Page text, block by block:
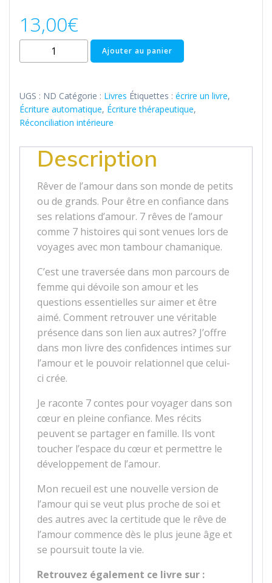
13,00€
Ajouter au panier
UGS : ND Catégorie : Livres Étiquettes : écrire un livre,
Écriture automatique, Écriture thérapeutique,
Réconciliation intérieure
Description
Rêver de l’amour dans son monde de petits
ou de grands. Pour être en confiance dans
ses relations d’amour. 7 rêves de l’amour
comme 7 histoires qui sont venues lors de
voyages avec mon tambour chamanique.
C’est une traversée dans mon parcours de
femme qui dévoile son amour et les
questions essentielles sur aimer et être
aimé. Comment retrouver une véritable
présence dans son lien aux autres? J’offre
dans mon livre des confidences intimes sur
l’amour et le pouvoir relationnel que celui-
ci crée.
Je raconte 7 contes pour voyager dans son
cœur en pleine confiance. Mes récits
peuvent se partager en famille. Ils vont
toucher l’espace du cœur et permettre le
développement de l’amour.
Mon recueil est une nouvelle version de
l’amour qui se veut plus proche de soi et
des autres avec la certitude que le rêve de
l’amour commence dès le plus jeune âge et
se poursuit toute la vie.
Retrouvez également ce livre sur :